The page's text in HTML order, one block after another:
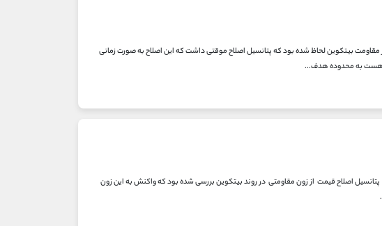
کوتاه مدت بیتکوین دیدگاه تحلیلی در تحلیل های قبلی محدوده 92 الی 100 هزار مقاومت بیتکوین لحاظ شده بود که پتانسیل اصلاح موقتی داشت که این اصلاح به صورت زمانی
روزانه: در تحلیلی که در تاریخ 22 آبان انجام شده بود پتانسیل اصلاح قیمت از زون مقاومتی در روند بیتکوین بررسی شده بود که واکنش به این زون